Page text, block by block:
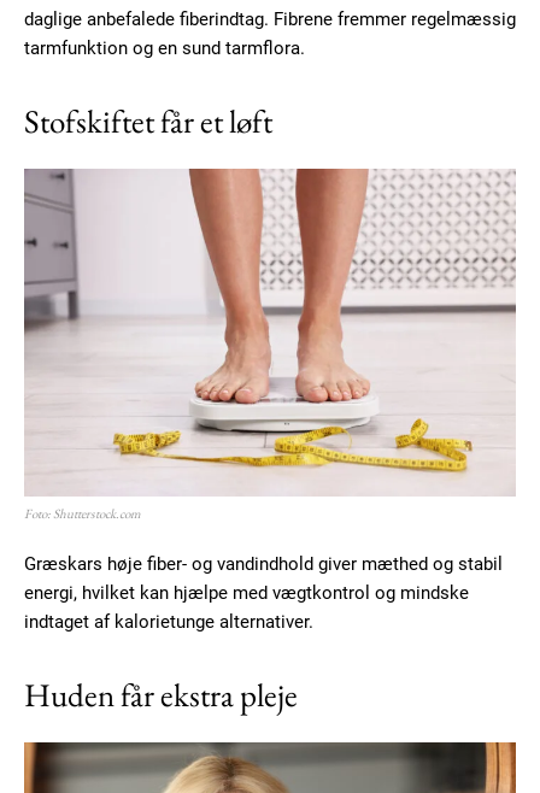
daglige anbefalede fiberindtag. Fibrene fremmer regelmæssig
tarmfunktion og en sund tarmflora.
Stofskiftet får et løft
Foto: Shutterstock.com
Græskars høje fiber- og vandindhold giver mæthed og stabil
energi, hvilket kan hjælpe med vægtkontrol og mindske
indtaget af kalorietunge alternativer.
Huden får ekstra pleje